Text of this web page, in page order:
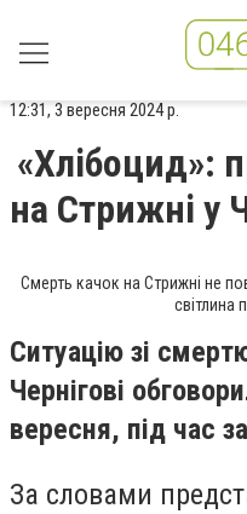
12:31, 3 вересня 2024 р.
«Хлібоцид»:
на Стрижні у
Смерть качок на Стрижні не
світлина
Ситуацію зі
Чернігові
вересня, під час
За словами